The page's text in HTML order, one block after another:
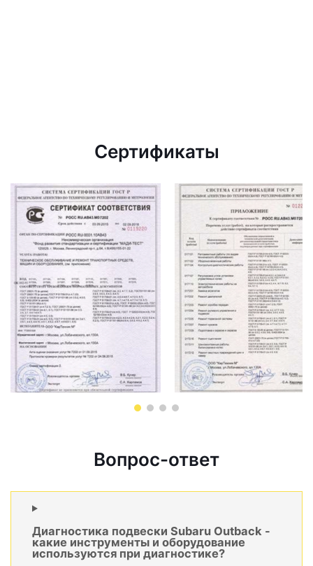
Сертификаты
Вопрос-ответ
Диагностика подвески Subaru Outback -
какие инструменты и оборудование
используются при диагностике?